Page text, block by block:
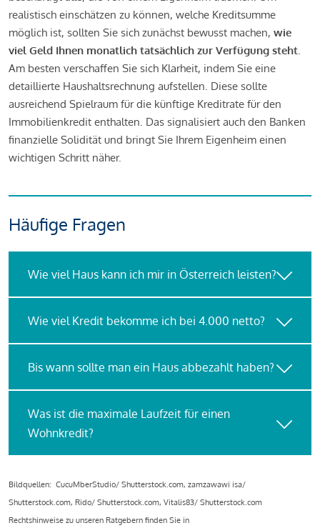
realistisch einschätzen zu können, welche Kreditsumme
möglich ist, sollten Sie sich zunächst bewusst machen, wie
viel Geld Ihnen monatlich tatsächlich zur Verfügung steht.
Am besten verschaffen Sie sich Klarheit, indem Sie eine
detaillierte Haushaltsrechnung aufstellen. Diese sollte
ausreichend Spielraum für die künftige Kreditrate für den
Immobilienkredit enthalten. Das signalisiert auch den Banken
finanzielle Solidität und bringt Sie Ihrem Eigenheim einen
wichtigen Schritt näher.
Häufige Fragen
Wie viel Haus kann ich mir in Österreich leisten?
Wie viel Kredit bekomme ich bei 4.000 netto?
Bis wann sollte man ein Haus abbezahlt haben?
Was ist die maximale Laufzeit für einen
Wohnkredit?
Bildquellen: CucuMberStudio/ Shutterstock.com, zamzawawi isa/
Shutterstock.com, Rido/ Shutterstock.com, Vitalis83/ Shutterstock.com
Rechtshinweise zu unseren Ratgebern finden Sie in